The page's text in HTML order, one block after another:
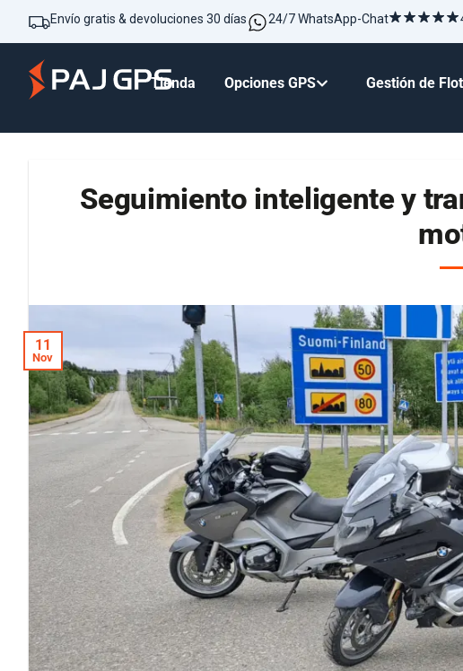
Envío gratis & devoluciones 30 días 24/7 WhatsApp-Chat
Tienda Opciones GPS Gestión de
Seguimiento inteligente y
11
Nov